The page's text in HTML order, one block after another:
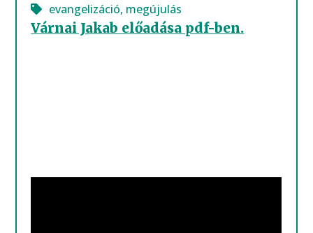
evangelizáció, megújulás
Várnai Jakab előadása pdf-ben.